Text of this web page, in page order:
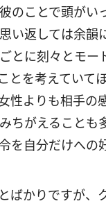
のことで頭がい
い返しては余
とに刻々とモ
とを考えていて
性よりも相手
ちがえること
を自分だけへの
ばかりですが、